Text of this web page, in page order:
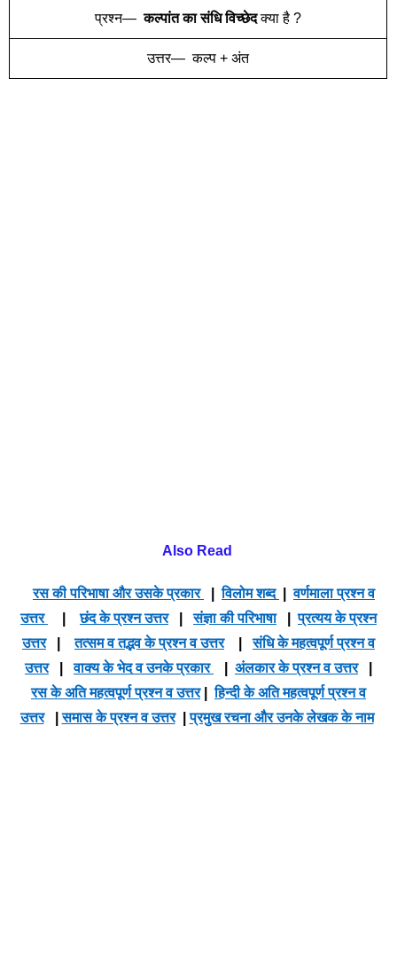
प्रश्न— कल्पांत का संधि विच्छेदक्या है ?
उत्तर— कल्प + अंत
Also Read
रस की परिभाषा और उसके प्रकार |विलोम शब्द |वर्णमाला प्रश्न व
उत्तर
|छंद के प्रश्न उत्तर|संज्ञा की परिभाषा|प्रत्यय के प्रश्न
उत्तर|तत्सम व तद्भव के प्रश्न व उत्तर|संधि के महत्वपूर्ण प्रश्न व
उत्तर|वाक्य के भेद व उनके प्रकार अंलकार के प्रश्न व उत्तर|
रस के अति महत्वपूर्ण प्रश्न व उत्तर|हिन्दी के अति महत्वपूर्ण प्रश्न व
उत्तर|समास के प्रश्न व उत्तर|प्रमुख रचना और उनके लेखक के नाम